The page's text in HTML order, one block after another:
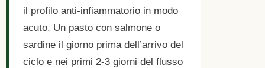
il profilo anti-infiammatorio in modo
acuto. Un pasto con salmone o
sardine il giorno prima dell’arrivo del
ciclo e nei primi 2-3 giorni del flusso